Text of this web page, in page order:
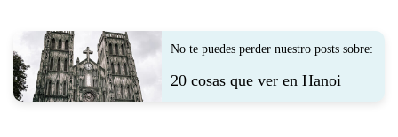
No te puedes perder nuestro posts sobre:
20 cosas que ver en Hanoi